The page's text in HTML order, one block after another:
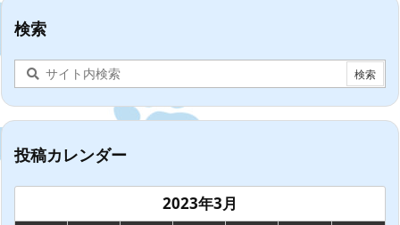
検索
投稿カレンダー
2023年3月